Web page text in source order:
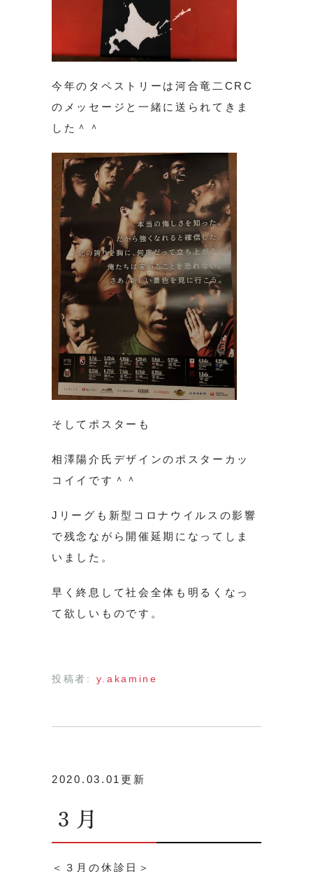
今年のタペストリーは河合竜二CRC
のメッセージと一緒に送られてきま
した＾＾
そしてポスターも
相澤陽介氏デザインのポスターカッ
コイイです＾＾
Jリーグも新型コロナウイルスの影響
で残念ながら開催延期になってしま
いました。
早く終息して社会全体も明るくなっ
て欲しいものです。
投稿者: y.akamine
2020.03.01更新
３月
＜３月の休診日＞